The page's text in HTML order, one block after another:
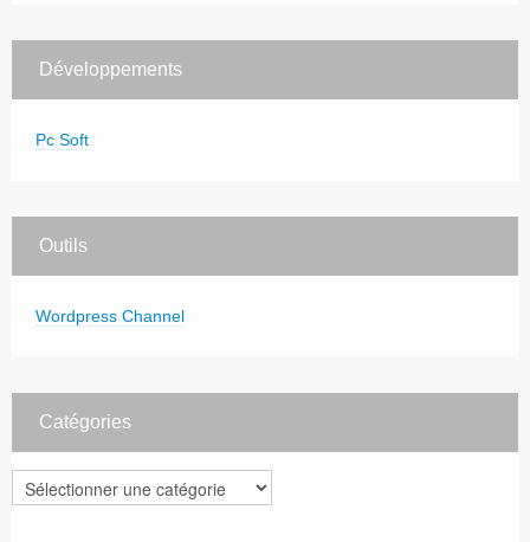
Développements
Pc Soft
Outils
Wordpress Channel
Catégories
Catégories